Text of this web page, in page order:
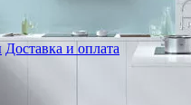
Доставка и оплата